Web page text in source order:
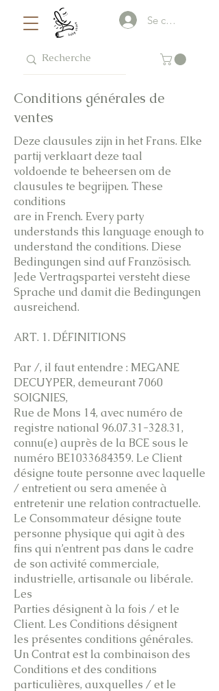
Se connecter
Conditions générales de
ventes
Deze clausules zijn in het Frans. Elke
partij verklaart deze taal
voldoende te beheersen om de
clausules te begrijpen. These
conditions
are in French. Every party
understands this language enough to
understand the conditions. Diese
Bedingungen sind auf Französisch.
Jede Vertragspartei versteht diese
Sprache und damit die Bedingungen
ausreichend.
ART. 1. DÉFINITIONS
Par /, il faut entendre : MEGANE
DECUYPER, demeurant 7060
SOIGNIES,
Rue de Mons 14, avec numéro de
registre national 96.07.31-328.31,
connu(e) auprès de la BCE sous le
numéro BE1033684359. Le Client
désigne toute personne avec laquelle
/ entretient ou sera amenée à
entretenir une relation contractuelle.
Le Consommateur désigne toute
personne physique qui agit à des
fins qui n’entrent pas dans le cadre
de son activité commerciale,
industrielle, artisanale ou libérale.
Les
Parties désignent à la fois / et le
Client. Les Conditions désignent
les présentes conditions générales.
Un Contrat est la combinaison des
Conditions et des conditions
particulières, auxquelles / et le